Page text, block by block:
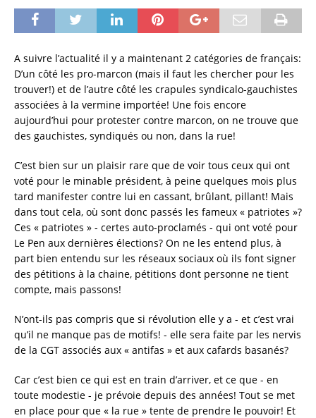
A suivre l’actualité il y a maintenant 2 catégories de français:
D’un côté les pro-marcon (mais il faut les chercher pour les
trouver!) et de l’autre côté les crapules syndicalo-gauchistes
associées à la vermine importée! Une fois encore
aujourd’hui pour protester contre marcon, on ne trouve que
des gauchistes, syndiqués ou non, dans la rue!
C’est bien sur un plaisir rare que de voir tous ceux qui ont
voté pour le minable président, à peine quelques mois plus
tard manifester contre lui en cassant, brûlant, pillant! Mais
dans tout cela, où sont donc passés les fameux « patriotes »?
Ces « patriotes » - certes auto-proclamés - qui ont voté pour
Le Pen aux dernières élections? On ne les entend plus, à
part bien entendu sur les réseaux sociaux où ils font signer
des pétitions à la chaine, pétitions dont personne ne tient
compte, mais passons!
N’ont-ils pas compris que si révolution elle y a - et c’est vrai
qu’il ne manque pas de motifs! - elle sera faite par les nervis
de la CGT associés aux « antifas » et aux cafards basanés?
Car c’est bien ce qui est en train d’arriver, et ce que - en
toute modestie - je prévoie depuis des années! Tout se met
en place pour que « la rue » tente de prendre le pouvoir! Et